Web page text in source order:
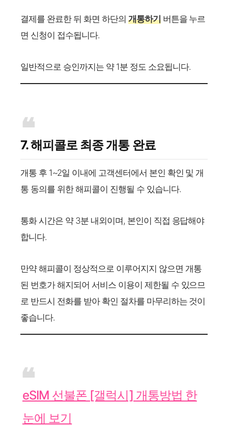
결제를 완료한 뒤 화면 하단의 개통하기버튼을 누르
면 신청이 접수됩니다.
일반적으로 승인까지는 약 1분 정도 소요됩니다.
7. 해피콜로 최종 개통 완료
개통 후 1~2일 이내에 고객센터에서 본인 확인 및 개
통 동의를 위한 해피콜이 진행될 수 있습니다.
통화 시간은 약 3분 내외이며, 본인이 직접 응답해야
합니다.
만약 해피콜이 정상적으로 이루어지지 않으면 개통
된 번호가 해지되어 서비스 이용이 제한될 수 있으므
로 반드시 전화를 받아 확인 절차를 마무리하는 것이
좋습니다.
eSIM 선불폰 [갤럭시] 개통방법 한
눈에 보기